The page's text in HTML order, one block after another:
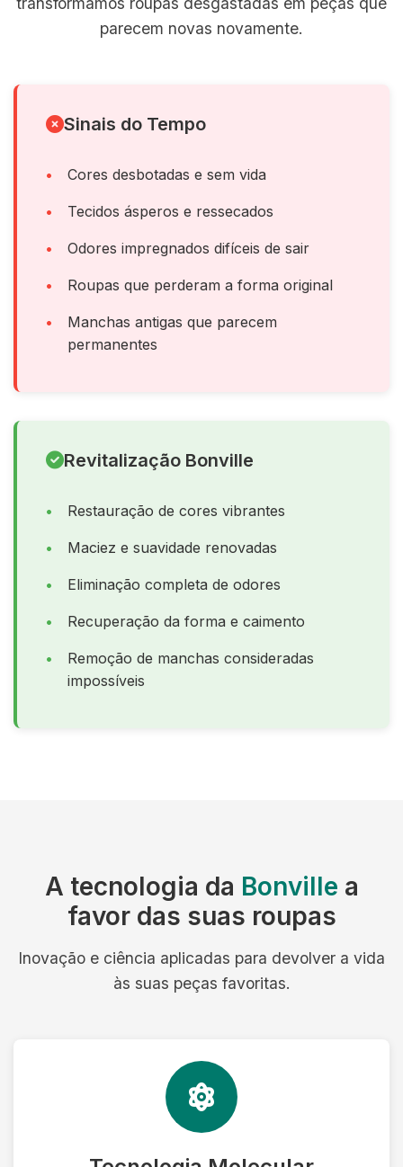
parecem novas novamente.
Sinais do Tempo
Cores desbotadas e sem vida
Tecidos ásperos e ressecados
Odores impregnados difíceis de sair
Roupas que perderam a forma original
Manchas antigas que parecem
permanentes
Revitalização Bonville
Restauração de cores vibrantes
Maciez e suavidade renovadas
Eliminação completa de odores
Recuperação da forma e caimento
Remoção de manchas consideradas
impossíveis
A tecnologia da Bonville a
favor das suas roupas
Inovação e ciência aplicadas para devolver a vida
às suas peças favoritas.